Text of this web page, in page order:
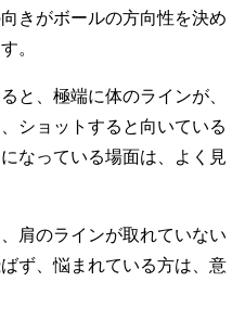
きがボールの方向性を決め
。
と、極端に体のラインが、
ショットすると向いている
なっている場面は、よく見
肩のラインが取れていない
ず、悩まれている方は、意